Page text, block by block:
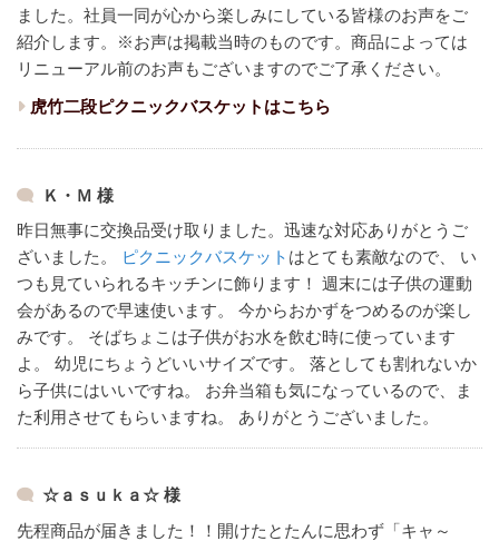
ました。 社員一同が心から楽しみにしている皆様のお声をご
紹介します。
※お声は掲載当時のものです。商品によっては
リニューアル前のお声もございますのでご了承ください。
虎竹二段ピクニックバスケットはこちら
Ｋ・Ｍ 様
昨日無事に交換品受け取りました。迅速な対応ありがとうご
ざいました。
ピクニックバスケット はとても素敵なので、
い
つも見ていられるキッチンに飾ります！ 週末には子供の運動
会があるので早速使います。
今からおかずをつめるのが楽し
みです。
そばちょこは子供がお水を飲む時に使っています
よ。
幼児にちょうどいいサイズです。
落としても割れないか
ら子供にはいいですね。
お弁当箱も気になっているので、ま
た利用させてもらいますね。
ありがとうございました。
☆ａｓｕｋａ☆ 様
先程商品が届きました！！開けたとたんに思わず「キャ～